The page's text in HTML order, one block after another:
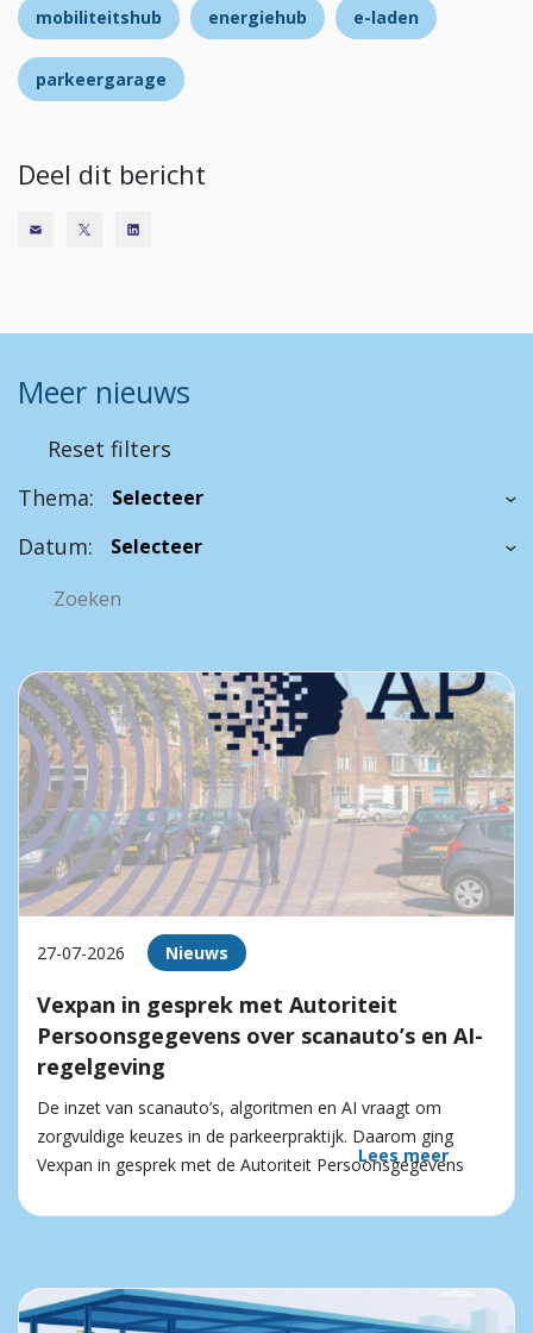
mobiliteitshub energiehub e-laden
parkeergarage
Deel dit bericht
Meer nieuws
Reset filters
Thema:
Datum:
27-07-2026 Nieuws
Vexpan in gesprek met Autoriteit
Persoonsgegevens over scanauto’s en AI-
regelgeving
De inzet van scanauto’s, algoritmen en AI vraagt om
zorgvuldige keuzes in de parkeerpraktijk. Daarom ging
Vexpan in gesprek met de Autoriteit Persoonsgegevens
Lees meer